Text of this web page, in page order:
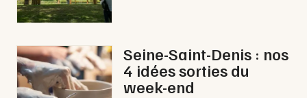
Seine-Saint-Denis : nos
4 idées sorties du
week-end